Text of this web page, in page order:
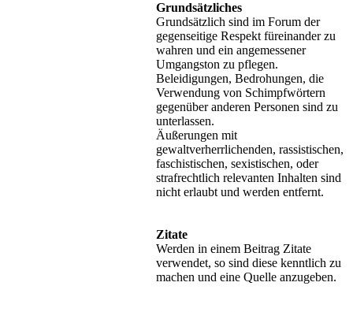
Grundsätzliches
Grundsätzlich sind im Forum der
gegenseitige Respekt füreinander zu
wahren und ein angemessener
Umgangston zu pflegen.
Beleidigungen, Bedrohungen, die
Verwendung von Schimpfwörtern
gegenüber anderen Personen sind zu
unterlassen.
Äußerungen mit
gewaltverherrlichenden, rassistischen,
faschistischen, sexistischen, oder
strafrechtlich relevanten Inhalten sind
nicht erlaubt und werden entfernt.
Zitate
Werden in einem Beitrag Zitate
verwendet, so sind diese kenntlich zu
machen und eine Quelle anzugeben.